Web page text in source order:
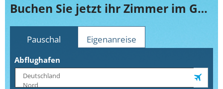
Buchen Sie jetzt ihr Zimmer im Guggenberger
Pauschal Eigenanreise
Abflughafen